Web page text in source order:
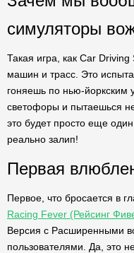
симуляторы
Такая игра, как Car
машин и трасс. Это
гоняешь по нью-йоркским
светофоры и пытаешься
это будет просто еще
реально залип!
Первая
Первое, что бросается в
Racing Fever (Рейсинг
Версия с Расширенными
пользователями. Да, это